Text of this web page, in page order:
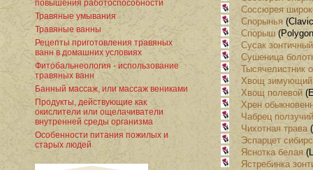
Соссюрея
Спорынья
Спорыш
Сусак зонтичный
Сушеница
Тысячелистник
Хвощ зимующий
Хвощ полевой
Хрен
Чабрец ползучий
Чихотная трава
Эспарцет
Яснотка белая
Ястребинка
повышения работоспособности
Травяные умывания
Травяные ванны
Рецепты приготовления травяных
ванн в домашних условиях
Фитобальнеология - использование
травяных ванн
Банный массаж, или массаж вениками
Продукты, действующие как
окислители или ощелачиватели
внутренней среды организма
Особенности питания пожилых и
старых людей